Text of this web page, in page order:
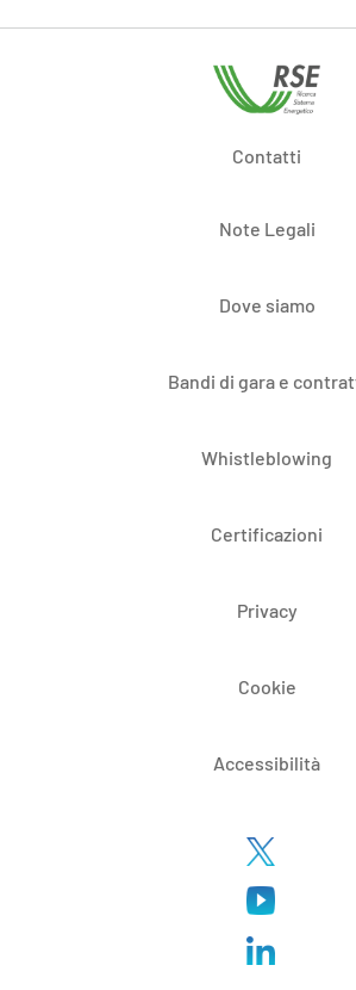
Contatti
Note Legali
Dove siamo
Bandi di gara e
Whistleblowing
Certificazioni
Privacy
Cookie
Accessibilità